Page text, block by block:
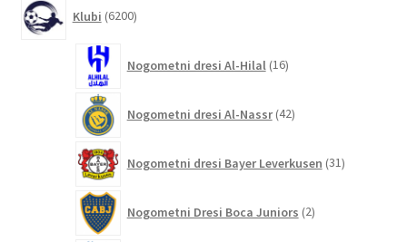
Klubi 6200izdelkov
Nogometni dresi Al-Hilal 16izdelkov
Nogometni dresi Al-Nassr 42izdelkov
Nogometni dresi Bayer Leverkusen 31izdelkov
Nogometni Dresi Boca Juniors 2izdelka